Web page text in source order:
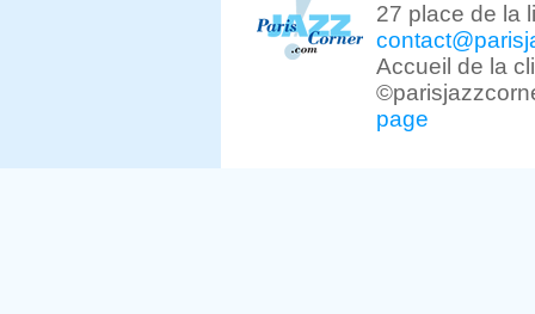
27 place de la
Accueil de la
page